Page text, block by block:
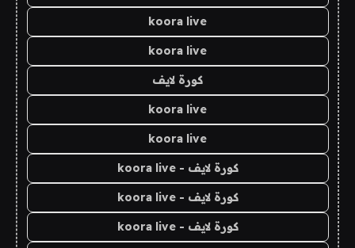
koora live
koora live
كورة لايف
koora live
koora live
كورة لايف - koora live
كورة لايف - koora live
كورة لايف - koora live